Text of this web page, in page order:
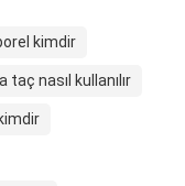
kimdir
taç nasıl kullanılır